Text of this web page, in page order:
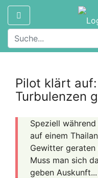
Pilot klärt
Turbulenzen
Speziell
auf einem
Gewitter geraten
Muss man sich
geben Auskunft...